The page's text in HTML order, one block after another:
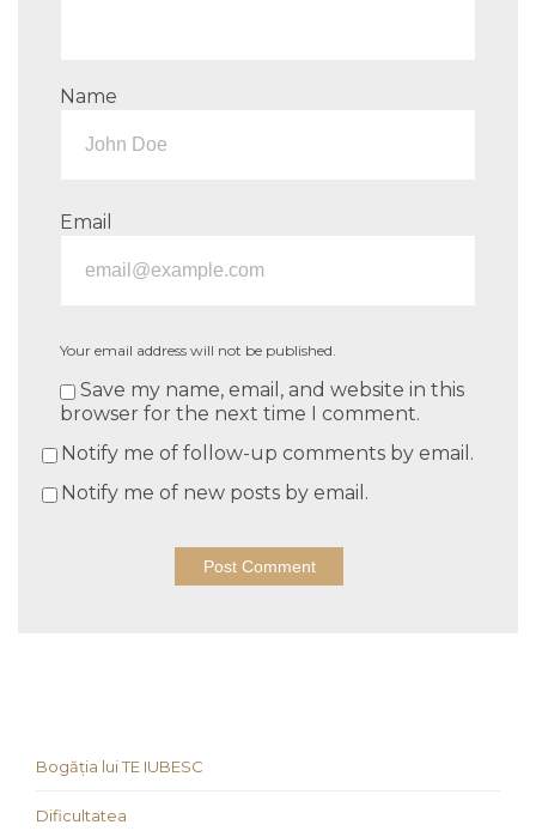
Name
Email
Your email address will not be published.
Save my name, email, and website in this
browser for the next time I comment.
Notify me of follow-up comments by email.
Notify me of new posts by email.
Bogăția lui TE IUBESC
Dificultatea